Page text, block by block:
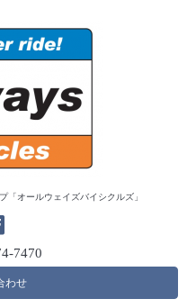
「オールウェイズバイシクルズ」
7470
わせ